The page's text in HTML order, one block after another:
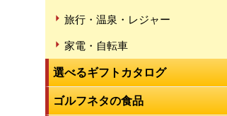
旅行・温泉・レジャー
家電・自転車
選べるギフトカタログ
ゴルフネタの食品